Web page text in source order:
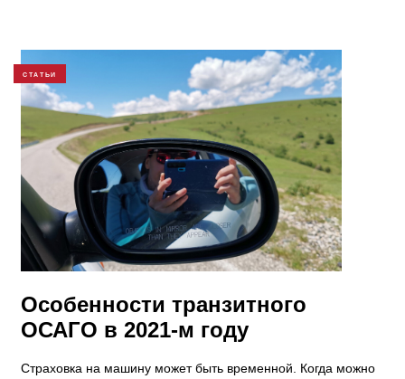
СТАТЬИ
Особенности транзитного
ОСАГО в 2021-м году
Страховка на машину может быть временной. Когда можно